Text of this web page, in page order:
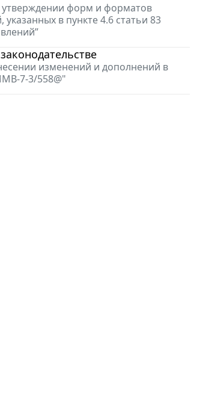
утверждении форм и форматов
в пункте 4.6 статьи 83
изменений и дополнений в
7-3/558@"